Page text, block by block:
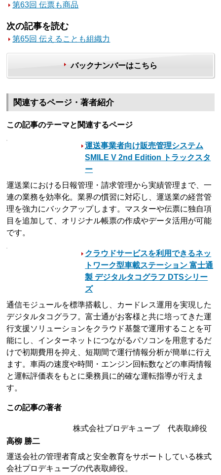
第63回 伝票も商品
次の記事を読む
第65回 伝えることも組織力
バックナンバーはこちら
関連するページ・著者紹介
この記事のテーマと関連するページ
運送事業者向け販売管理システム
SMILE V 2nd Edition トラックスタ
ー
運送業における日報管理・請求管理から実績管理まで、一
連の業務を効率化。業界の慣習に対応し、運送業の経営管
理を強力にバックアップします。マスターや伝票に独自項
目を追加して、オリジナル帳票の作成やデータ活用が可能
です。
クラウドサービスを利用できるネッ
トワーク型車載ステーション 富士通
製 デジタルタコグラフ DTSシリー
ズ
通信モジュールを標準搭載し、カードレス運用を実現した
デジタルタコグラフ。富士通がお客様と共に培ってきた運
行支援ソリューションをクラウド基盤で運用することを可
能にし、インターネットにつながるパソコンを用意するだ
けで初期費用を抑え、短期間で運行情報分析が簡単に行え
ます。車両の速度や時間・エンジン回転数などの車両情報
と運転評価表をもとに乗務員に的確な運転指導が行えま
す。
この記事の著者
株式会社プロデキューブ 代表取締役
高柳 勝二
運送会社の管理者育成と安全教育をサポートしている株式
会社プロデキューブの代表取締役。